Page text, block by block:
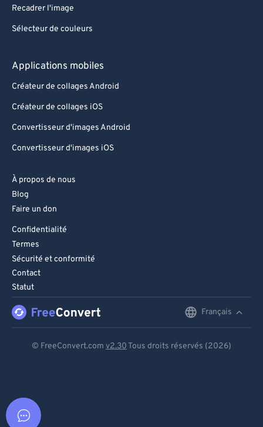
Recadrer l'image
Sélecteur de couleurs
Applications mobiles
Créateur de collages Android
Créateur de collages iOS
Convertisseur d'images Android
Convertisseur d'images iOS
À propos de nous
Blog
Faire un don
Confidentialité
Termes
Sécurité et conformité
Contact
Statut
Français
© FreeConvert.com v2.30 Tous droits réservés (2026)